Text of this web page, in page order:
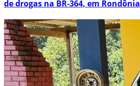
de drogas na BR-364, em Rondônia